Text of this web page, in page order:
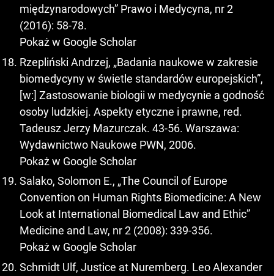
międzynarodowych” Prawo i Medycyna, nr 2
(2016): 58-78.
Pokaż w Google Scholar
Rzepliński Andrzej, „Badania naukowe w zakresie
biomedycyny w świetle standardów europejskich”,
[w:] Zastosowanie biologii w medycynie a godność
osoby ludzkiej. Aspekty etyczne i prawne, red.
Tadeusz Jerzy Mazurczak. 43-56. Warszawa:
Wydawnictwo Naukowe PWN, 2006.
Pokaż w Google Scholar
Salako, Solomon E., „The Council of Europe
Convention on Human Rights Biomedicine: A New
Look at International Biomedical Law and Ethic”
Medicine and Law, nr 2 (2008): 339-356.
Pokaż w Google Scholar
Schmidt Ulf, Justice at Nuremberg. Leo Alexander